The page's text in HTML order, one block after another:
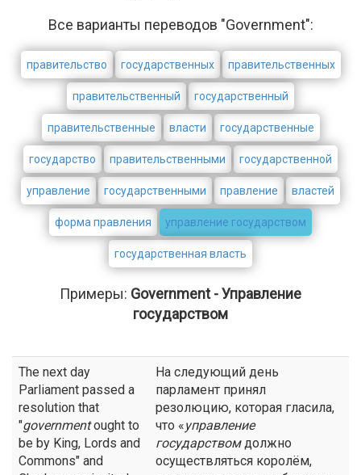
Все варианты переводов "Government":
правительство государственных правительственных
правительственный государственный
правительственные власти государственные
государство правительственными государственной
управление государственными правление властей
форма правления управление государством
государственная власть
Примеры: Government - Управление
государством
The next day
Parliament passed a
resolution that
"governmentought to
be by King, Lords and
Commons" and
На следующий день
парламент принял
резолюцию, которая гласила,
что «управление
государствомдолжно
осуществляться королём,